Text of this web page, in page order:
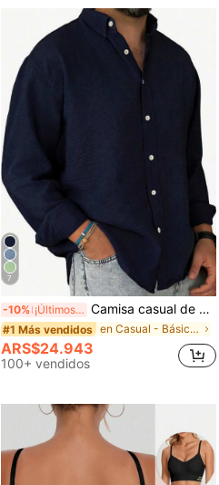
7
-10% ¡Últimos 2 días Camisa casual de manga larga azul sólido para hombre, camisa de moda minimalista para ocio al aire libre, top casual, casual elegante
#1 Más vendidos en Casual - Básico Camisas de hombre
ARS$24.943
100+ vendidos